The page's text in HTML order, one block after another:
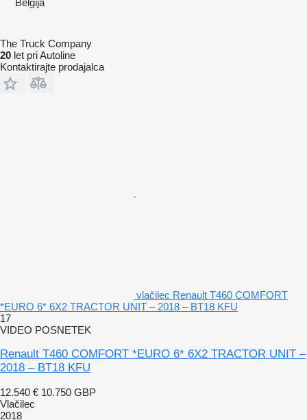
The Truck Company
20 let pri Autoline
Kontaktirajte prodajalca
vlačilec Renault T460 COMFORT
*EURO 6* 6X2 TRACTOR UNIT – 2018 – BT18 KFU
17
VIDEO POSNETEK
Renault T460 COMFORT *EURO 6* 6X2 TRACTOR UNIT –
2018 – BT18 KFU
12.540 € 10.750 GBP
Vlačilec
2018